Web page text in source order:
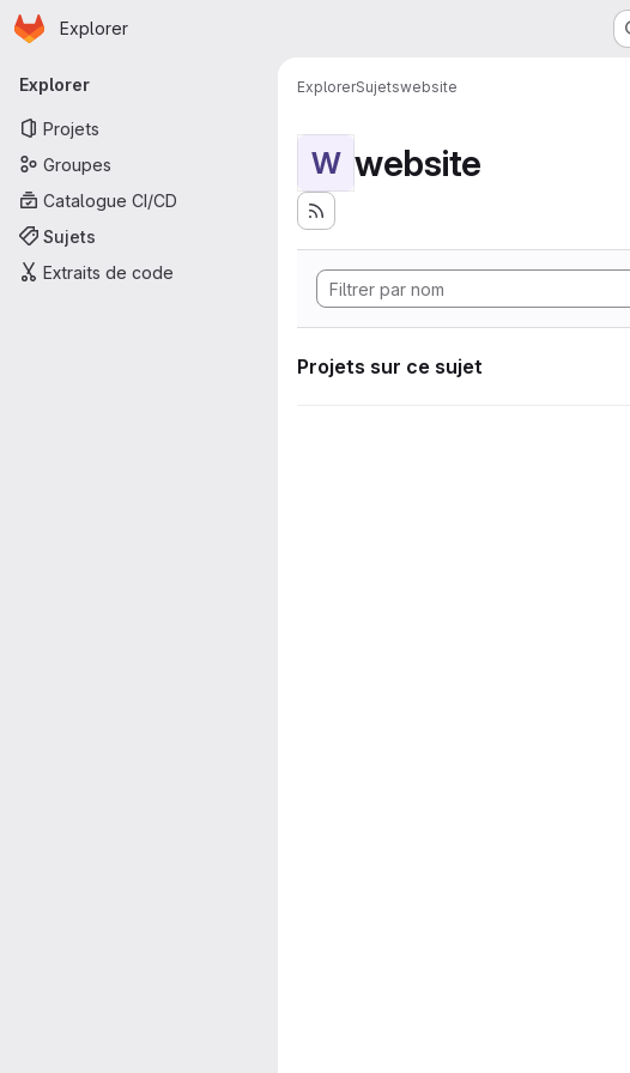
Passer au contenu principal
Page d'accueil
Explorer
Navigation principale
Explorer
Projets
Groupes
Catalogue CI/CD
Sujets
Extraits de code
ExplorerSujetswebsite
W website
Projets sur ce sujet